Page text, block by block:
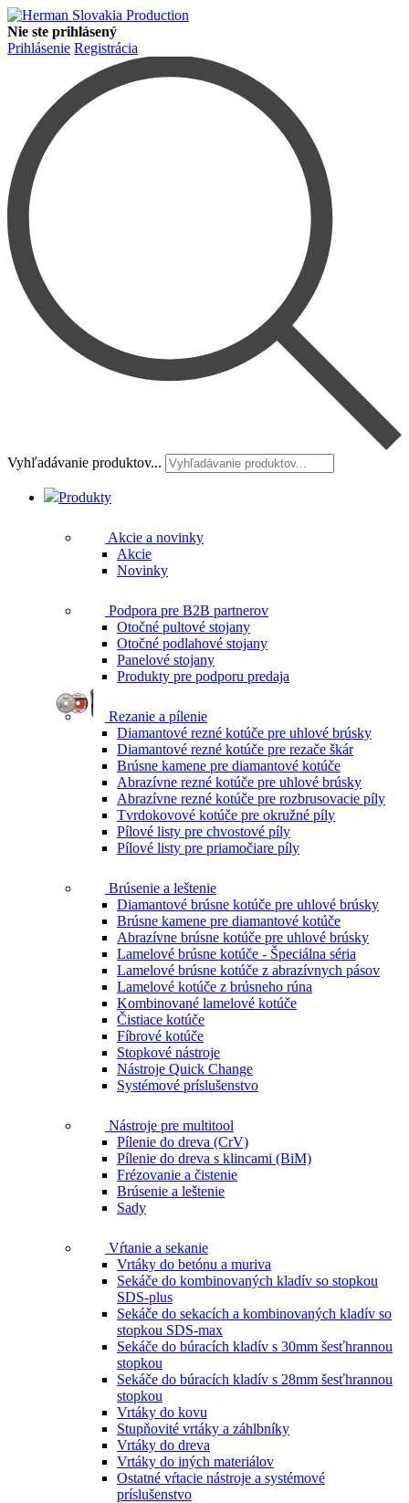
Nie ste prihlásený
Prihlásenie Registrácia
Vyhľadávanie produktov...
Produkty
Akcie a novinky
Akcie
Novinky
Podpora pre B2B partnerov
Otočné pultové stojany
Otočné podlahové stojany
Panelové stojany
Produkty pre podporu predaja
Rezanie a pílenie
Diamantové rezné kotúče pre uhlové brúsky
Diamantové rezné kotúče pre rezače škár
Brúsne kamene pre diamantové kotúče
Abrazívne rezné kotúče pre uhlové brúsky
Abrazívne rezné kotúče pre rozbrusovacie píly
Tvrdokovové kotúče pre okružné píly
Pílové listy pre chvostové píly
Pílové listy pre priamočiare píly
Brúsenie a leštenie
Diamantové brúsne kotúče pre uhlové brúsky
Brúsne kamene pre diamantové kotúče
Abrazívne brúsne kotúče pre uhlové brúsky
Lamelové brúsne kotúče - Špeciálna séria
Lamelové brúsne kotúče z abrazívnych pásov
Lamelové kotúče z brúsneho rúna
Kombinované lamelové kotúče
Čistiace kotúče
Fíbrové kotúče
Stopkové nástroje
Nástroje Quick Change
Systémové príslušenstvo
Nástroje pre multitool
Pílenie do dreva (CrV)
Pílenie do dreva s klincami (BiM)
Frézovanie a čistenie
Brúsenie a leštenie
Sady
Vŕtanie a sekanie
Vrtáky do betónu a muriva
Sekáče do kombinovaných kladív so stopkou
SDS-plus
Sekáče do sekacích a kombinovaných kladív so
stopkou SDS-max
Sekáče do búracích kladív s 30mm šesťhrannou
stopkou
Sekáče do búracích kladív s 28mm šesťhrannou
stopkou
Vrtáky do kovu
Stupňovité vrtáky a záhlbníky
Vrtáky do dreva
Vrtáky do iných materiálov
Ostatné vŕtacie nástroje a systémové
príslušenstvo